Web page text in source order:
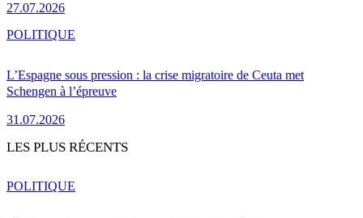
27.07.2026
L’Espagne sous pression : la crise migratoire de Ceuta met
Schengen à l’épreuve
31.07.2026
POLITIQUE
LES PLUS RÉCENTS
POLITIQUE